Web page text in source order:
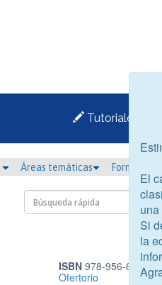
Tutoriales
Áreas temáticas Formato
ISBN978-956-6251-
Ofertorio
El
Si
la